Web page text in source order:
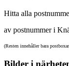
Hitta alla
av postnummer i
(Resten innehåller bara
Bilder i